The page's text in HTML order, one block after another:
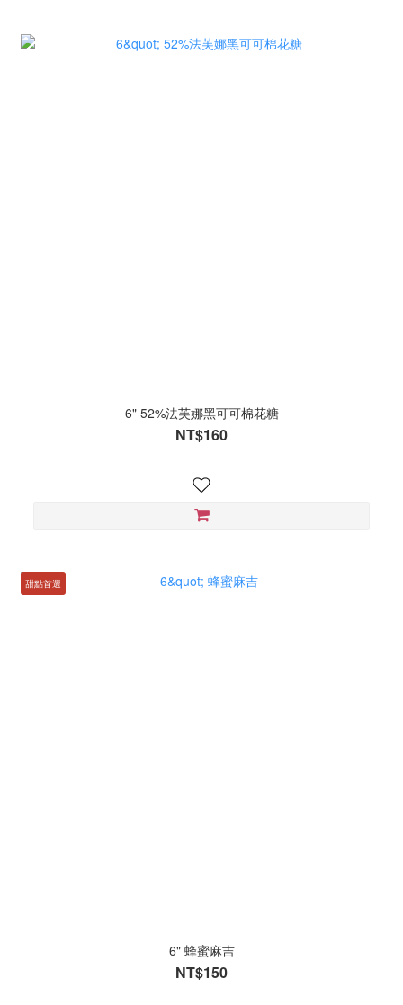
6" 52%法芙娜黑可可棉花糖
NT$160
甜點首選
6" 蜂蜜麻吉
NT$150